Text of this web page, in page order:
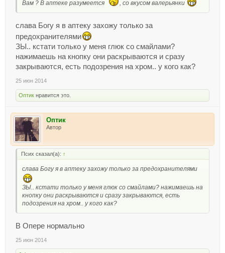
Вам ? В аптеке разумеется , со вкусом валерьянки
слава Богу я в аптеку захожу только за
предохранителями
ЗЫ.. кстати только у меня глюк со смайлами?
нажимаешь на кнопку они раскрываются и сразу
закрываются, есть подозрения на хром.. у кого как?
25 июн 2014
Оптик нравится это.
Оптик
Автор
Псих сказал(а): ↑
слава Богу я в аптеку захожу только за предохранителями
ЗЫ.. кстати только у меня глюк со смайлами? нажимаешь на
кнопку они раскрываются и сразу закрываются, есть
подозрения на хром.. у кого как?
В Опере нормально
25 июн 2014